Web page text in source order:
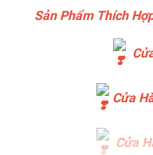
Sản Phẩm Thích
Cửa
Cửa